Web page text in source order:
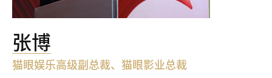
张博
猫眼娱乐高级副总裁、猫眼影业总裁